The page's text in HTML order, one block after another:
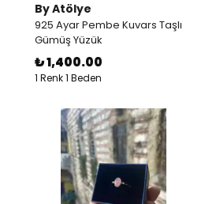
By Atölye
925 Ayar Pembe Kuvars Taşlı
Gümüş Yüzük
₺ 1,400.00
1 Renk 1 Beden